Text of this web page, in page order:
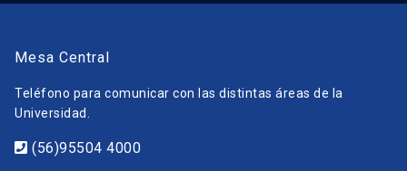
Mesa Central
Teléfono para comunicar con las distintas áreas de la
Universidad.
(56)95504 4000